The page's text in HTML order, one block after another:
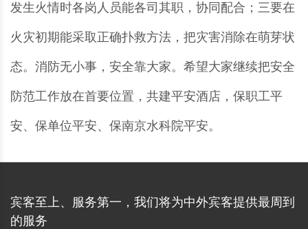
发生火情时各岗人员能各司其职，协同配合；三要在
火灾初期能采取正确扑救方法，把灾害消除在萌芽状
态。消防无小事，安全靠大家。希望大家继续把安全
防范工作放在首要位置，共建平安酒店，保职工平
安、保单位平安、保南京水科院平安。
宾客至上、服务第一，我们将为中外宾客提供最周到
的服务